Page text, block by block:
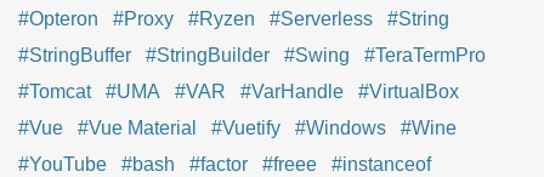
#Opteron
#Proxy #Ryzen #Serverless
#String
#StringBuffer
#StringBuilder #Swing
#TeraTermPro
#Tomcat
#UMA #VAR #VarHandle
#VirtualBox
#Vue
#Vue Material #Vuetify #Windows
#Wine
#YouTube
#bash #factor #freee
#instanceof